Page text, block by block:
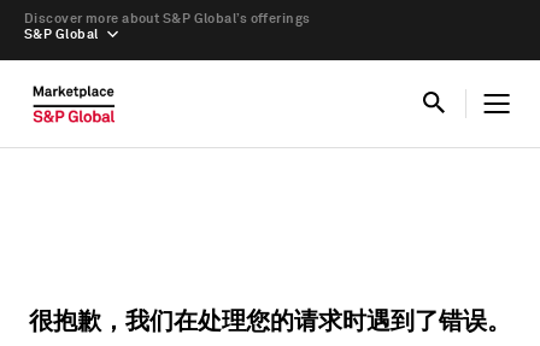
S&P Global
Discover more about S&P Global’s offerings
很抱歉，我们在处理您的请求时遇到了错误。